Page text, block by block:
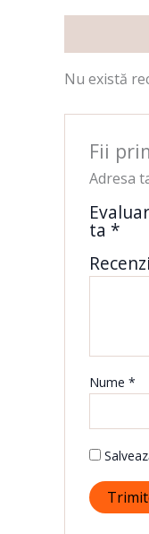
Nu există
Fii
Adresa
ta *
Nume *